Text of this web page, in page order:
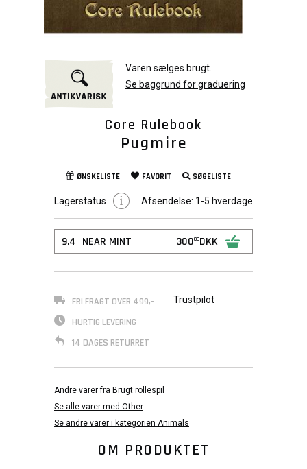
Varen sælges brugt.
Se baggrund for graduering
Core Rulebook
Pugmire
ØNSKELISTE FAVORIT SØGELISTE
Lagerstatus Afsendelse: 1-5 hverdage
9.4 NEAR MINT 30000DKK
FRI FRAGT OVER 499,-
HURTIG LEVERING
14 DAGES RETURRET
Trustpilot
Andre varer fra Brugt rollespil
Se alle varer med Other
Se andre varer i kategorien Animals
OM PRODUKTET